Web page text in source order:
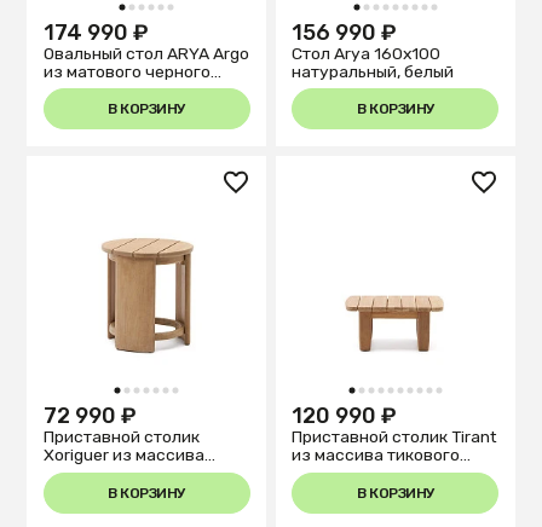
1 2 3 4 5 6
174 990 ₽
Овальный стол ARYA Argo
из матового черного
стекла и стали с
эффектом дерева
200x100
В КОРЗИНУ
1 2 3 4 5 6 7 8 9
156 990 ₽
Стол Arya 160х100
натуральный, белый
В КОРЗИНУ
1 2 3 4 5 6 7
72 990 ₽
Приставной столик
Xoriguer из массива
эвкалипта Ø63,5 см
В КОРЗИНУ
1 2 3 4 5 6 7 8 9 10
120 990 ₽
Приставной столик Tirant
из массива тикового
дерева 100% FSC
В КОРЗИНУ